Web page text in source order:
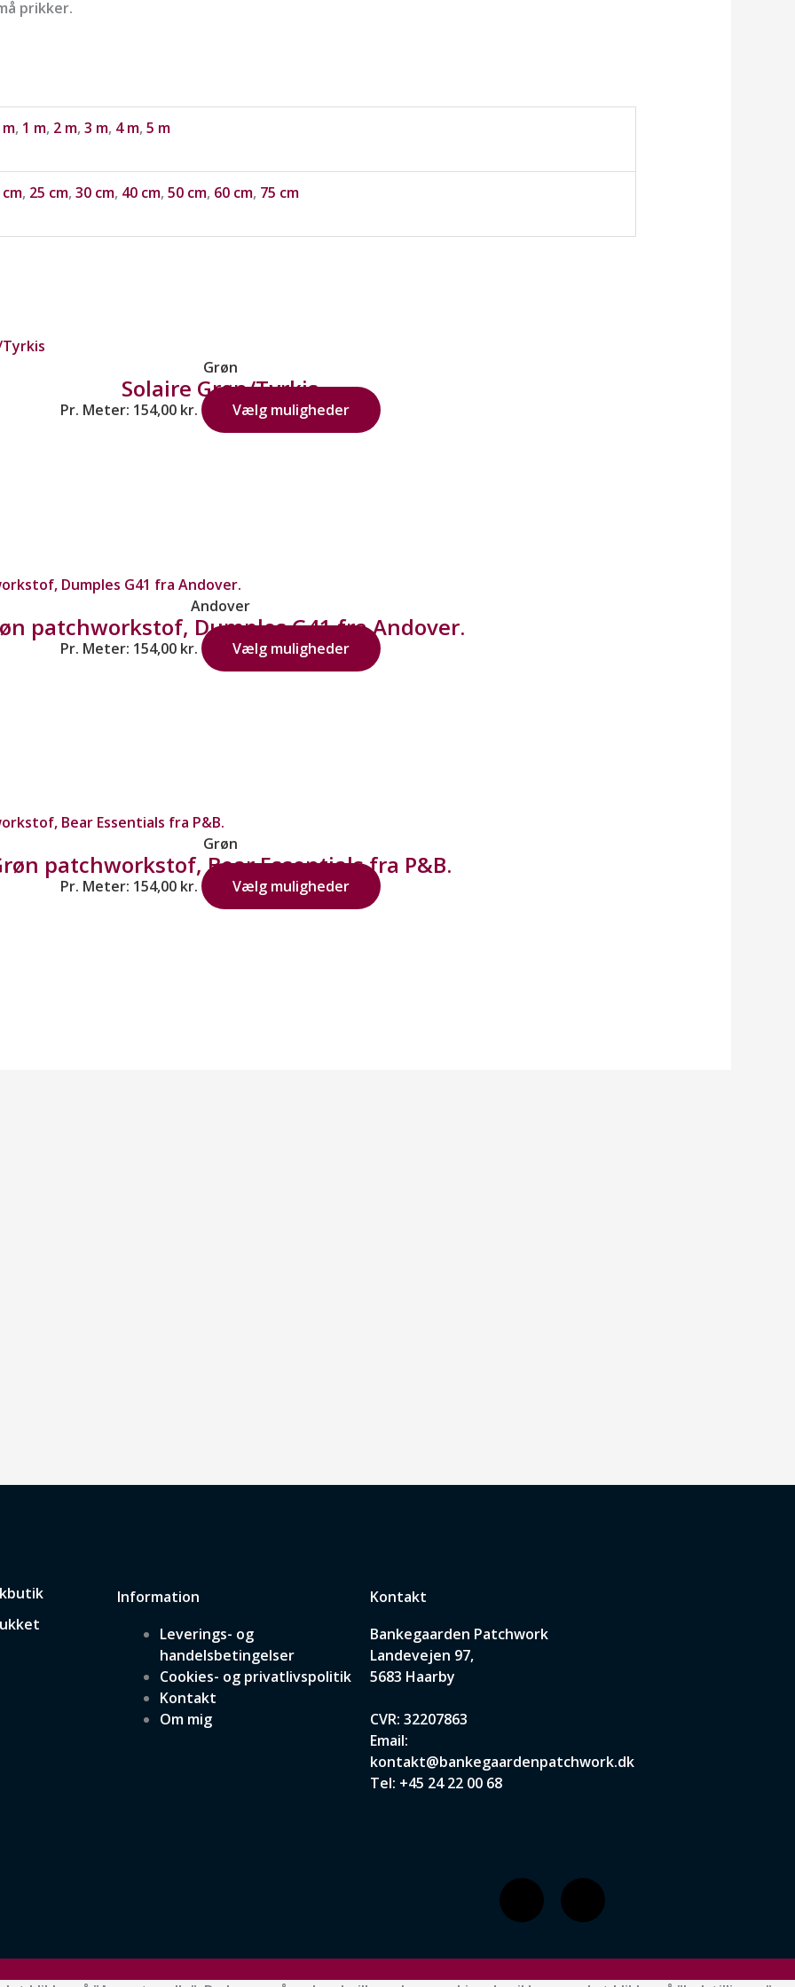
prikker.
, 1 m, 2 m, 3 m, 4 m, 5 m
, 25 cm, 30 cm, 40 cm, 50 cm, 60 cm, 75 cm
Grøn
Solaire Grøn/Tyrkis
Pr. Meter: 154,00 kr. Vælg muligheder
Andover
patchworkstof, Dumples G41 fra Andover.
Pr. Meter: 154,00 kr. Vælg muligheder
Grøn
patchworkstof, Bear Essentials fra P&B.
Pr. Meter: 154,00 kr. Vælg muligheder
Information
Leverings- og
handelsbetingelser
Cookies- og privatlivspolitik
Kontakt
Om mig
Kontakt
Bankegaarden Patchwork
Landevejen 97,
5683 Haarby
CVR: 32207863
Email:
kontakt@bankegaardenpatchwork.dk
Tel: +45 24 22 00 68
F
a
I
n